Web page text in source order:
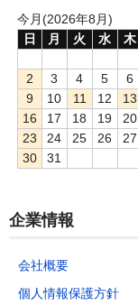
今月(2026年8月)
日
月 火 水 木
2
3 4 5 6
9
10 11 12 13
16
17 18 19 20
23
24 25 26 27
30
31
企業情報
会社概要
個人情報保護方針